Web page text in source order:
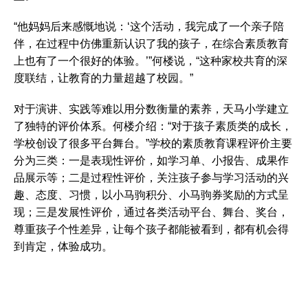
“他妈妈后来感慨地说：‘这个活动，我完成了一个亲子陪
伴，在过程中仿佛重新认识了我的孩子，在综合素质教育
上也有了一个很好的体验。’”何楼说，“这种家校共育的深
度联结，让教育的力量超越了校园。”
对于演讲、实践等难以用分数衡量的素养，天马小学建立
了独特的评价体系。何楼介绍：“对于孩子素质类的成长，
学校创设了很多平台舞台。”学校的素质教育课程评价主要
分为三类：一是表现性评价，如学习单、小报告、成果作
品展示等；二是过程性评价，关注孩子参与学习活动的兴
趣、态度、习惯，以小马驹积分、小马驹券奖励的方式呈
现；三是发展性评价，通过各类活动平台、舞台、奖台，
尊重孩子个性差异，让每个孩子都能被看到，都有机会得
到肯定，体验成功。